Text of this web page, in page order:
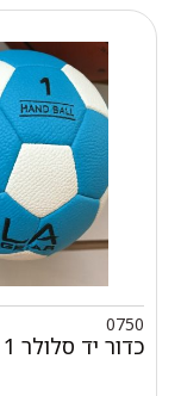
0750
כדור יד סלולר 1 איכותי